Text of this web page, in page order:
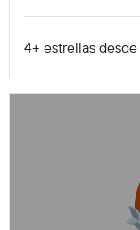
4+ estrellas desde